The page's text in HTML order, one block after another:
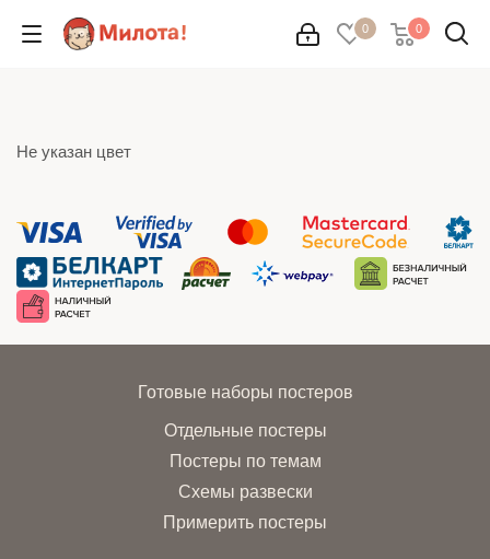
0 0
Не указан цвет
Готовые наборы постеров
Отдельные постеры
Постеры по темам
Схемы развески
Примерить постеры